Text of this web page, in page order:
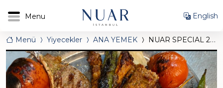
English
Menü Yiyecekler ANA YEMEK NUAR SPECIAL 2 KİŞİLİK